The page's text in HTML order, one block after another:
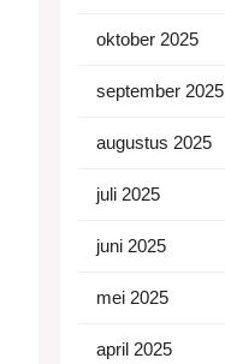
oktober 2025
september 2025
augustus 2025
juli 2025
juni 2025
mei 2025
april 2025